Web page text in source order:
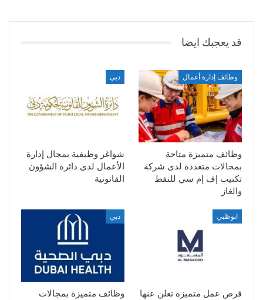
قد يعجبك ايضا
وظائف إدارة أعمال
وظائف متميزة متاحة
بمجالات متعددة لدى شركة
تكنيب إف إم سي للنفط
والغاز
دبي
شواغر وظيفية بمجال إدارة
الأعمال لدى دائرة الشؤون
القانونية
ابوظبي
فرص عمل متميزة تعلن عنها
دبي
وظائف متميزة بمجالات